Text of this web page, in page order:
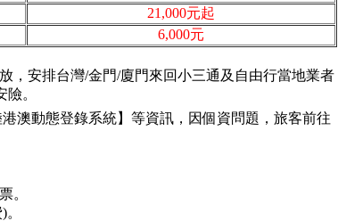
21,000元起
6,000元
，安排台灣/金門/廈門來回小三通及自由行當地業者
。
澳動態登錄系統】等資訊，因個資問題，旅客前往
。